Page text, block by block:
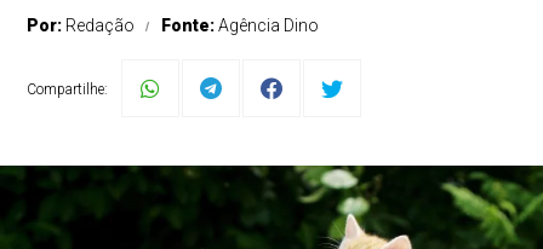
Por: Redação Fonte:Agência Dino
Compartilhe: